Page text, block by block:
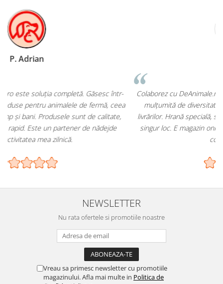
Colaborez cu DeAnimale.ro pentru cabinetul meu și sunt foarte
mulțumită de diversitatea produselor și de promptitudinea
livrărilor. Hrană specială, suplimente și accesorii – toate într-un
singur loc. E magazin online pe care îl pot recomanda oricărui
NEWSLETTER
Nu rata ofertele si promotiile noastre
Vreau sa primesc newsletter cu promotiile
magazinului. Afla mai multe in Politica de